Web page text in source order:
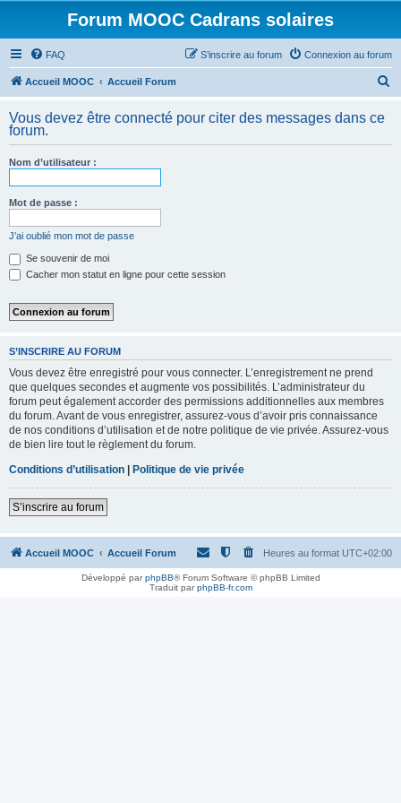
Forum MOOC Cadrans solaires
FAQ Connexion au forum
S’inscrire au forum
Accueil MOOC Accueil Forum
h
Vous devez être connecté pour citer des messages dans ce
forum.
Nom d’utilisateur :
Mot de passe :
J’ai oublié mon mot de passe
Se souvenir de moi
Cacher mon statut en ligne pour cette session
S’INSCRIRE AU FORUM
Vous devez être enregistré pour vous connecter. L’enregistrement ne prend
que quelques secondes et augmente vos possibilités. L’administrateur du
forum peut également accorder des permissions additionnelles aux membres
du forum. Avant de vous enregistrer, assurez-vous d’avoir pris connaissance
de nos conditions d’utilisation et de notre politique de vie privée. Assurez-vous
de bien lire tout le règlement du forum.
Conditions d’utilisation | Politique de vie privée
S’inscrire au forum
Accueil MOOC Accueil Forum Heures au format UTC+02:00
Développé parphpBB® Forum Software © phpBB Limited
Traduit parphpBB-fr.com